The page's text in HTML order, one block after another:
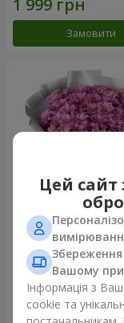
Замовити
Букет "Твої
1 834 грн
Замовити
Цей сайт
Збереження
Вашому
Інформація з
cookie та